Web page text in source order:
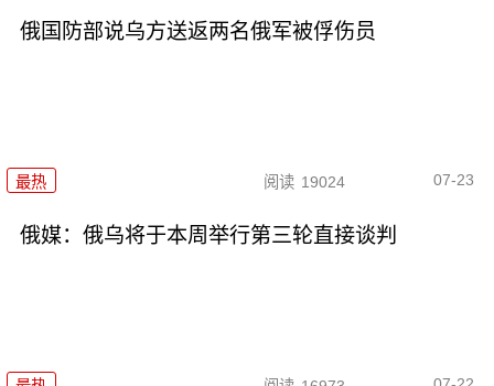
俄国防部说乌方送返两名俄军被俘伤员
最热 阅读 19024 07-23
俄媒：俄乌将于本周举行第三轮直接谈判